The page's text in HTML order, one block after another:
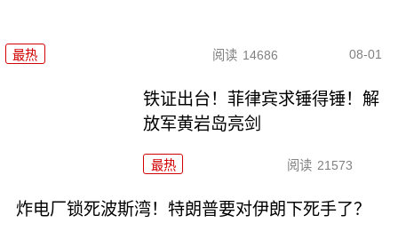
最热 阅读 14686 08-01
铁证出台！菲律宾求锤得锤！解
放军黄岩岛亮剑
最热 阅读 21573
炸电厂锁死波斯湾！特朗普要对伊朗下死手了？